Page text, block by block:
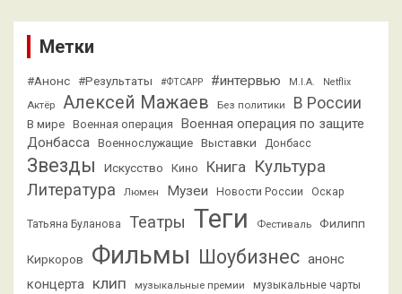
Метки
#Анонс #Результаты #ФТСАРР #интервью M.I.A. Netflix
Актёр Алексей Мажаев Без политики В России
В мире Военная операция
Военная операция по защите
Донбасса Военнослужащие Выставки Донбасс
Звезды Искусство Кино Книга Культура
Литература Люмен Музеи Новости России Оскар
Татьяна Буланова Театры Теги Фестиваль Филипп
Киркоров Фильмы Шоубизнес анонс
концерта клип музыкальные премии
музыкальные чарты